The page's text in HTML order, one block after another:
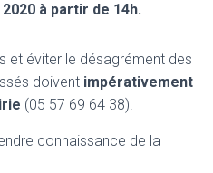
à partir de 14h.
et éviter le désagrément des
doivent impérativement
(05 57 69 64 38).
connaissance de la